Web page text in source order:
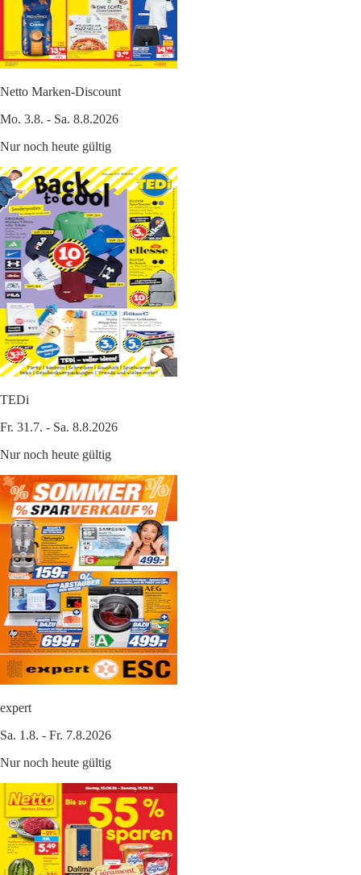
Netto Marken-Discount
Mo. 3.8. - Sa. 8.8.2026
Nur noch heute gültig
TEDi
Fr. 31.7. - Sa. 8.8.2026
Nur noch heute gültig
expert
Sa. 1.8. - Fr. 7.8.2026
Nur noch heute gültig